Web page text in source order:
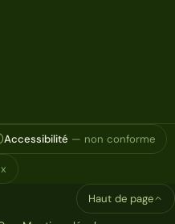
Accessibilité — non conforme
Haut de page